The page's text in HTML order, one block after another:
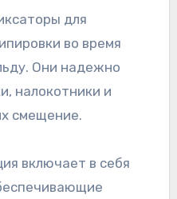
для
во время
Они надежно
налокотники и
смещение.
включает в себя